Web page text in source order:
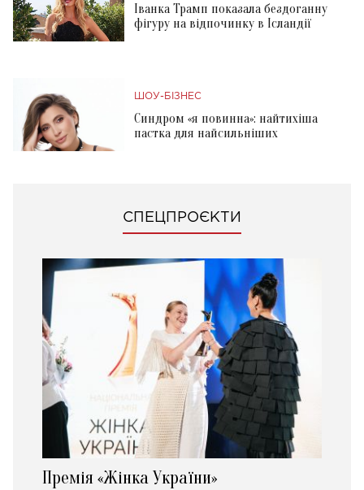
Іванка Трамп показала бездоганну
фігуру на відпочинку в Ісландії
ШОУ-БІЗНЕС
Синдром «я повинна»: найтихіша
пастка для найсильніших
СПЕЦПРОЄКТИ
Премія «Жінка України»